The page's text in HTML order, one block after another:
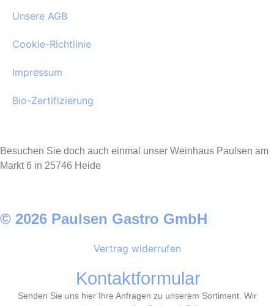
Unsere AGB
Cookie-Richtlinie
Impressum
Bio-Zertifizierung
Besuchen Sie doch auch einmal unser Weinhaus Paulsen am
Markt 6 in 25746 Heide
© 2026 Paulsen Gastro GmbH
Vertrag widerrufen
Kontaktformular
Senden Sie uns hier Ihre Anfragen zu unserem Sortiment. Wir